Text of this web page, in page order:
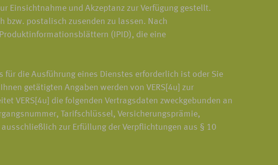
Einsichtnahme und Akzeptanz zur Verfügung gestellt.
bzw. postalisch zusenden zu lassen. Nach
(IPID), die eine
die Ausführung eines Dienstes erforderlich ist oder Sie
getätigten Angaben werden von VERS[4u] zur
VERS[4u] die folgenden Vertragsdaten zweckgebunden an
Tarifschlüssel, Versicherungsprämie,
zur Erfüllung der Verpflichtungen aus § 10